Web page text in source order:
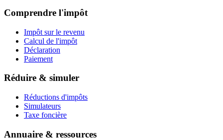
Comprendre l'impôt
Impôt sur le revenu
Calcul de l'impôt
Déclaration
Paiement
Réduire & simuler
Réductions d'impôts
Simulateurs
Taxe foncière
Annuaire & ressources